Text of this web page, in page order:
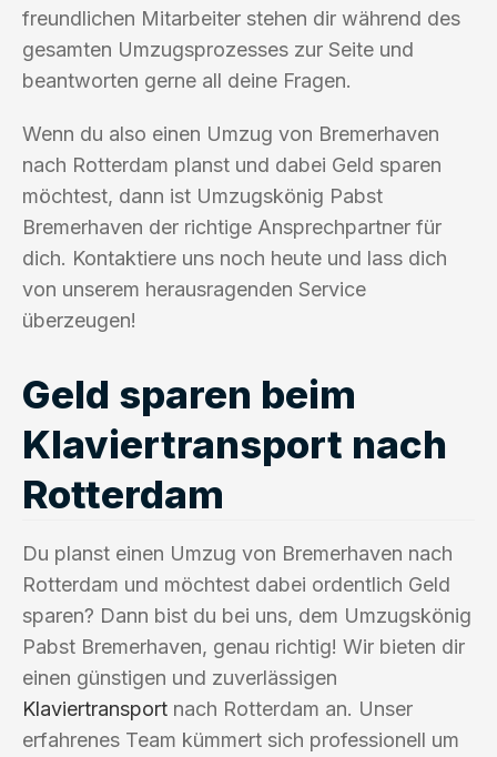
freundlichen Mitarbeiter stehen dir während des
gesamten Umzugsprozesses zur Seite und
beantworten gerne all deine Fragen.
Wenn du also einen Umzug von Bremerhaven
nach Rotterdam planst und dabei Geld sparen
möchtest, dann ist Umzugskönig Pabst
Bremerhaven der richtige Ansprechpartner für
dich. Kontaktiere uns noch heute und lass dich
von unserem herausragenden Service
überzeugen!
Geld sparen beim
Klaviertransport nach
Rotterdam
Du planst einen Umzug von Bremerhaven nach
Rotterdam und möchtest dabei ordentlich Geld
sparen? Dann bist du bei uns, dem Umzugskönig
Pabst Bremerhaven, genau richtig! Wir bieten dir
einen günstigen und zuverlässigen
Klaviertransport nach Rotterdam an. Unser
erfahrenes Team kümmert sich professionell um